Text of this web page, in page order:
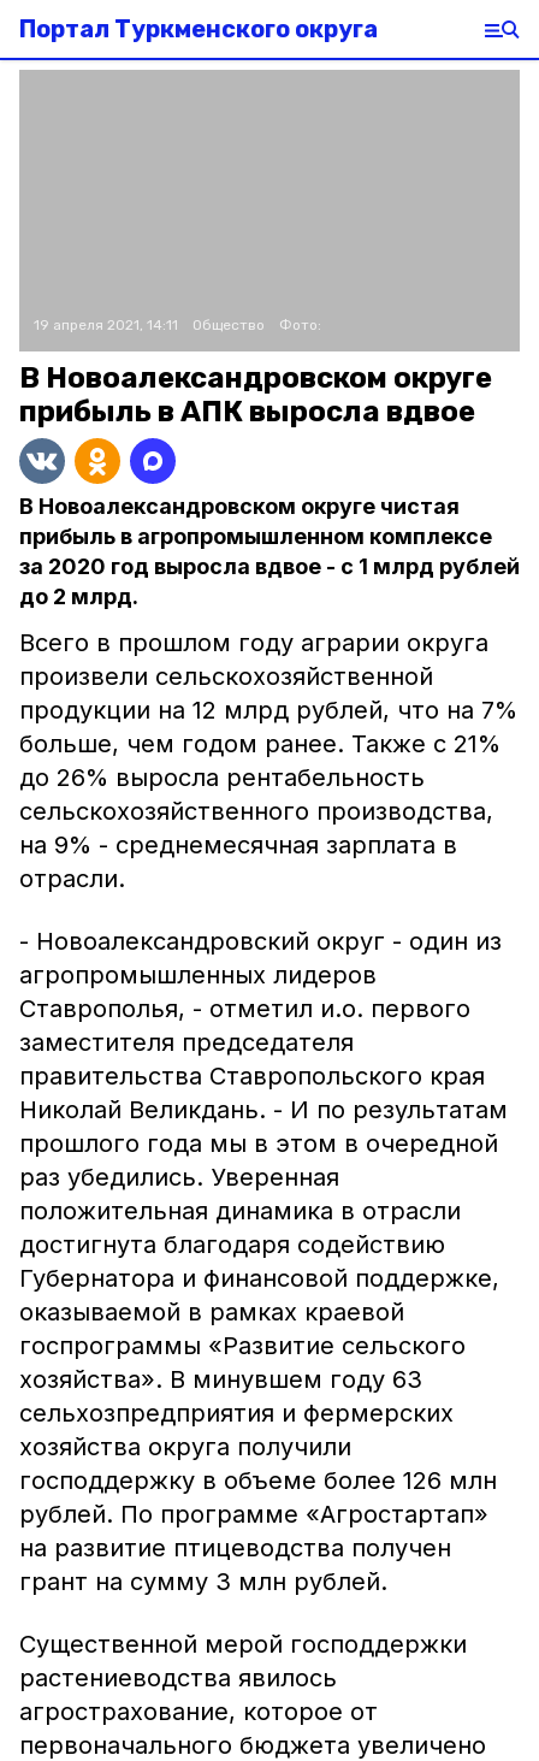
Портал Туркменского округа
19 апреля 2021, 14:11 Общество Фото:
В Новоалександровском округе
прибыль в АПК выросла вдвое
В Новоалександровском округе чистая
прибыль в агропромышленном комплексе
за 2020 год выросла вдвое - с 1 млрд рублей
до 2 млрд.
Всего в прошлом году аграрии округа
произвели сельскохозяйственной
продукции на 12 млрд рублей, что на 7%
больше, чем годом ранее. Также с 21%
до 26% выросла рентабельность
сельскохозяйственного производства,
на 9% - среднемесячная зарплата в
отрасли.
- Новоалександровский округ - один из
агропромышленных лидеров
Ставрополья, - отметил и.о. первого
заместителя председателя
правительства Ставропольского края
Николай Великдань. - И по результатам
прошлого года мы в этом в очередной
раз убедились. Уверенная
положительная динамика в отрасли
достигнута благодаря содействию
Губернатора и финансовой поддержке,
оказываемой в рамках краевой
госпрограммы «Развитие сельского
хозяйства». В минувшем году 63
сельхозпредприятия и фермерских
хозяйства округа получили
господдержку в объеме более 126 млн
рублей. По программе «Агростартап»
на развитие птицеводства получен
грант на сумму 3 млн рублей.
Существенной мерой господдержки
растениеводства явилось
агрострахование, которое от
первоначального бюджета увеличено